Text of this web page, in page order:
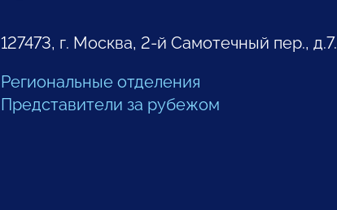
127473, г. Москва, 2-й Самотечный пер., д.7.
Региональные отделения
Представители за рубежом